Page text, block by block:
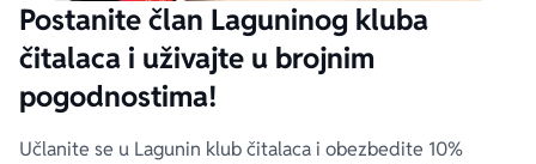
Postanite član Laguninog kluba
čitalaca i uživajte u brojnim
pogodnostima!
Učlanite se u Lagunin klub čitalaca i obezbedite 10%